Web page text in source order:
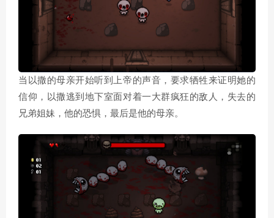
当以撒的母亲开始听到上帝的声音，要求牺牲来证明她的
信仰，以撒逃到地下室面对着一大群疯狂的敌人，失去的
兄弟姐妹，他的恐惧，最后是他的母亲。